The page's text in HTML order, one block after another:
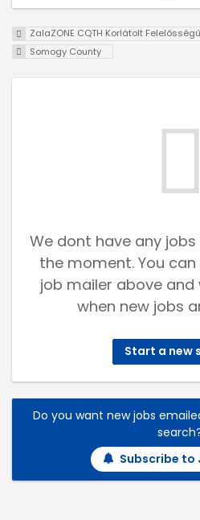
ZalaZONE CQTH Korlátolt
Somogy County
We dont have any
the moment. You
job mailer above and
when new jobs
Start a new
Do you want new jobs
Subscribe to